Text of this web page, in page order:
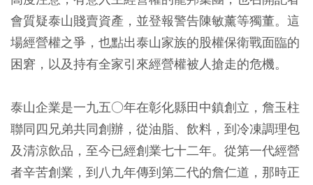
會質疑泰山賤賣資產，並登報警告陳敏薰等獨董。這
場經營權之爭，也點出泰山家族的股權保衛戰面臨的
困窘，以及持有全家引來經營權被人搶走的危機。
泰山企業是一九五○年在彰化縣田中鎮創立，詹玉柱
聯同四兄弟共同創辦，從油脂、飲料，到冷凍調理包
及清涼飲品，至今已經創業七十二年。從第一代經營
者辛苦創業，到八九年傳到第二代的詹仁道，那時正